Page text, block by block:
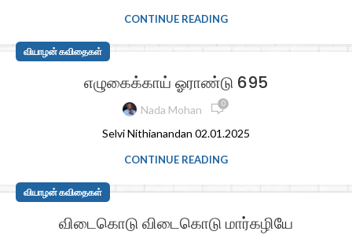
CONTINUE READING
வியாழன் கவிதைகள்
எழுகைக்காய் ஓராண்டு 695
Nada Mohan 0
Selvi Nithianandan 02.01.2025
CONTINUE READING
வியாழன் கவிதைகள்
விடைகொடு விடைகொடு மார்கழியே